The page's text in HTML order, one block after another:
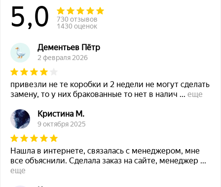
5,0
730 отзывов
1430 оценок
Дементьев Пётр
2 февраля 2026
привезли не те коробки и 2 недели не могут сделать
замену, то у них бракованные то нет в налич ... еще
Кристина М.
9 октября 2025
Нашла в интернете, связалась с менеджером, мне
все объяснили. Сделала заказ на сайте, менеджер ...
еще